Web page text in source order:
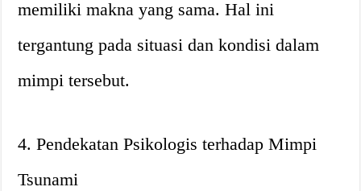
memiliki makna yang sama. Hal ini
tergantung pada situasi dan kondisi dalam
mimpi tersebut.
4. Pendekatan Psikologis terhadap Mimpi
Tsunami